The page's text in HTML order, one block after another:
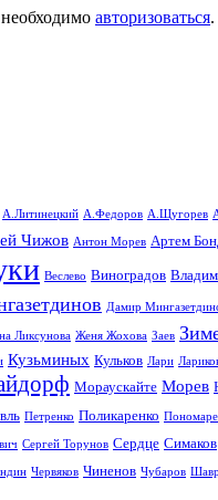
авторизоваться.
А.Литинецкий А.Федоров А.Щугорев
Чижов Антон Морев Артем
Веслево Виноградов
Дамир
Ликсунова Женя Жохова Заев
Кузьминых Кульков Лари
Мораускайте Морев
Петренко Поликаренко
Сергей Торунов Сердце Симаков
Червяков Чиненов Чубаров